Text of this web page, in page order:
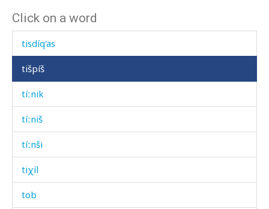
Click on a word
tirq'ín écas
tisdíq'as
tišpíš
tíːnik
tíːniš
tíːnši
tiχíl
tob